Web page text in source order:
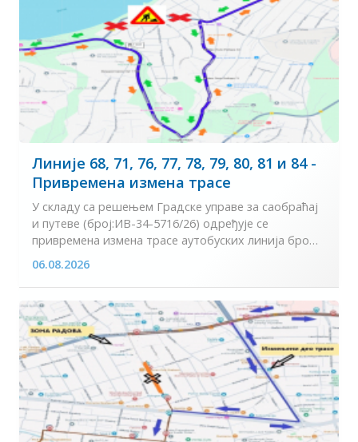
Линије 68, 71, 76, 77, 78, 79, 80, 81 и 84 -
Привремена измена трасе
У складу са решењем Градске управе за саобраћај
и путеве (број:ИВ-34-5716/26) одређује се
привремена измена трасе аутобуских линија број
68, ...
06.08.2026